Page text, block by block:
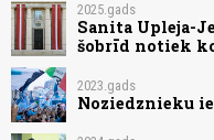
2025.gads
Sanita Upleja-
šobrīd notiek
2023.gads
Noziedznieku